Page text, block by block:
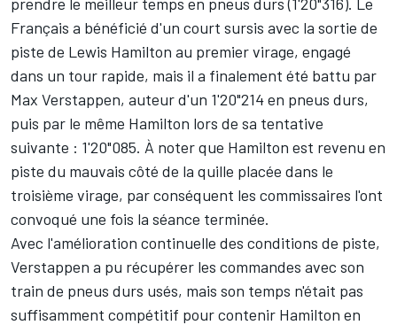
Français a bénéficié d'un court sursis avec la sortie de
piste de Lewis Hamilton au premier virage, engagé
dans un tour rapide, mais il a finalement été battu par
Max Verstappen, auteur d'un 1'20"214 en pneus durs,
puis par le même Hamilton lors de sa tentative
suivante : 1'20"085. À noter que Hamilton est revenu en
piste du mauvais côté de la quille placée dans le
troisième virage, par conséquent les commissaires l'ont
convoqué une fois la séance terminée.
Avec l'amélioration continuelle des conditions de piste,
Verstappen a pu récupérer les commandes avec son
train de pneus durs usés, mais son temps n'était pas
suffisamment compétitif pour contenir Hamilton en